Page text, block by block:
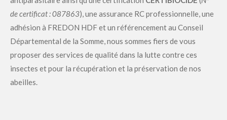
de certificat : 087863), une assurance RC professionnelle, une
adhésion à FREDON HDF et un référencement au Conseil
Départemental de la Somme, nous sommes fiers de vous
proposer des services de qualité dans la lutte contre ces
insectes et pour la récupération et la préservation de nos
abeilles.